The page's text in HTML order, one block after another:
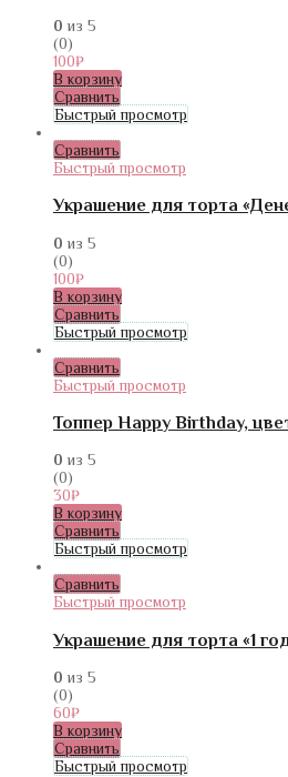
0 из 5
(0)
100₽
В корзину
Сравнить
Быстрый просмотр
Сравнить
Быстрый просмотр
Украшение для торта
0 из 5
(0)
100₽
В корзину
Сравнить
Быстрый просмотр
Сравнить
Быстрый просмотр
Топпер Happy Birthday,
0 из 5
(0)
30₽
В корзину
Сравнить
Быстрый просмотр
Сравнить
Быстрый просмотр
Украшение для торта «1
0 из 5
(0)
60₽
В корзину
Сравнить
Быстрый просмотр